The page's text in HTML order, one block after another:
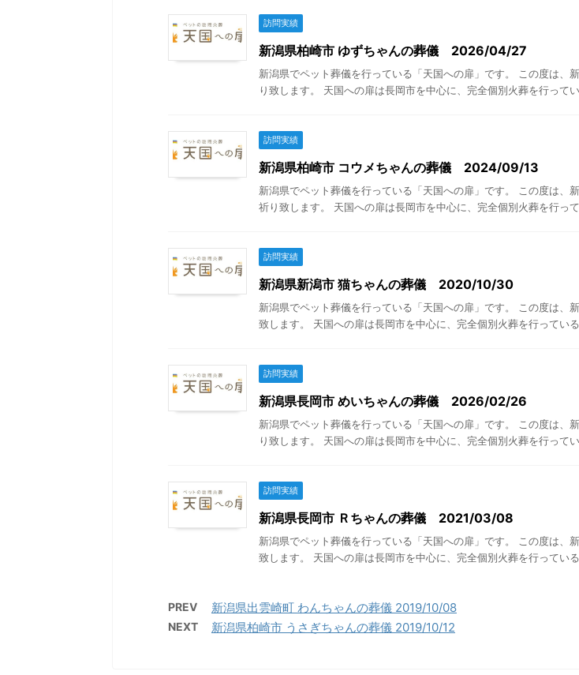
訪問実績
新潟県柏崎市 ゆずちゃんの葬儀 2026/04/27
新潟県でペット葬儀を行っている「天国への扉」です。 この度は
り致します。 天国への扉は長岡市を中心に、完全個別火葬を行って
訪問実績
新潟県柏崎市 コウメちゃんの葬儀 2024/09/13
新潟県でペット葬儀を行っている「天国への扉」です。 この度は、
祈り致します。 天国への扉は長岡市を中心に、完全個別火葬を行っ
訪問実績
新潟県新潟市 猫ちゃんの葬儀 2020/10/30
新潟県でペット葬儀を行っている「天国への扉」です。 この度は、
致します。 天国への扉は長岡市を中心に、完全個別火葬を行ってい
訪問実績
新潟県長岡市 めいちゃんの葬儀 2026/02/26
新潟県でペット葬儀を行っている「天国への扉」です。 この度は
り致します。 天国への扉は長岡市を中心に、完全個別火葬を行って
訪問実績
新潟県長岡市 Ｒちゃんの葬儀 2021/03/08
新潟県でペット葬儀を行っている「天国への扉」です。 この度は、
致します。 天国への扉は長岡市を中心に、完全個別火葬を行ってい
PREV 新潟県出雲崎町 わんちゃんの葬儀 2019/10/08
NEXT 新潟県柏崎市 うさぎちゃんの葬儀 2019/10/12